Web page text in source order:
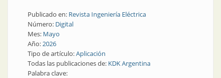
Publicado en: Revista Ingeniería Eléctrica
Número: Digital
Mes: Mayo
Año:2026
Tipo de artículo:Aplicación
Todas las publicaciones de: KDK Argentina
Palabra clave: